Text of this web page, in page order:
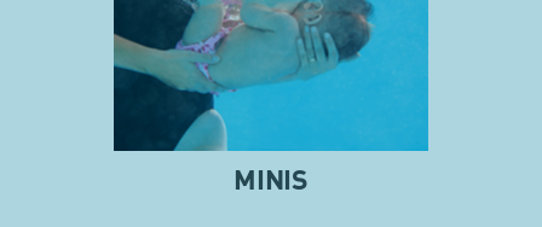
MINIS